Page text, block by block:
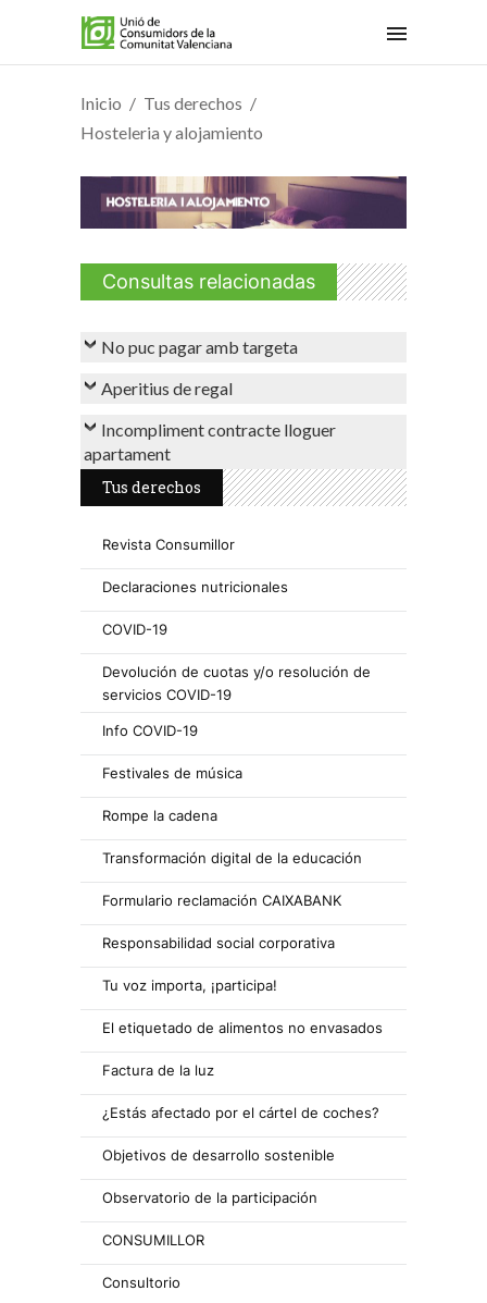
Inicio
Tus derechos
Hosteleria y alojamiento
Consultas relacionadas
No puc pagar amb targeta
Aperitius de regal
Incompliment contracte lloguer
apartament
Tus derechos
Revista Consumillor
Declaraciones nutricionales
COVID-19
Devolución de cuotas y/o resolución de
servicios COVID-19
Info COVID-19
Festivales de música
Rompe la cadena
Transformación digital de la educación
Formulario reclamación CAIXABANK
Responsabilidad social corporativa
Tu voz importa, ¡participa!
El etiquetado de alimentos no envasados
Factura de la luz
¿Estás afectado por el cártel de coches?
Objetivos de desarrollo sostenible
Observatorio de la participación
CONSUMILLOR
Consultorio